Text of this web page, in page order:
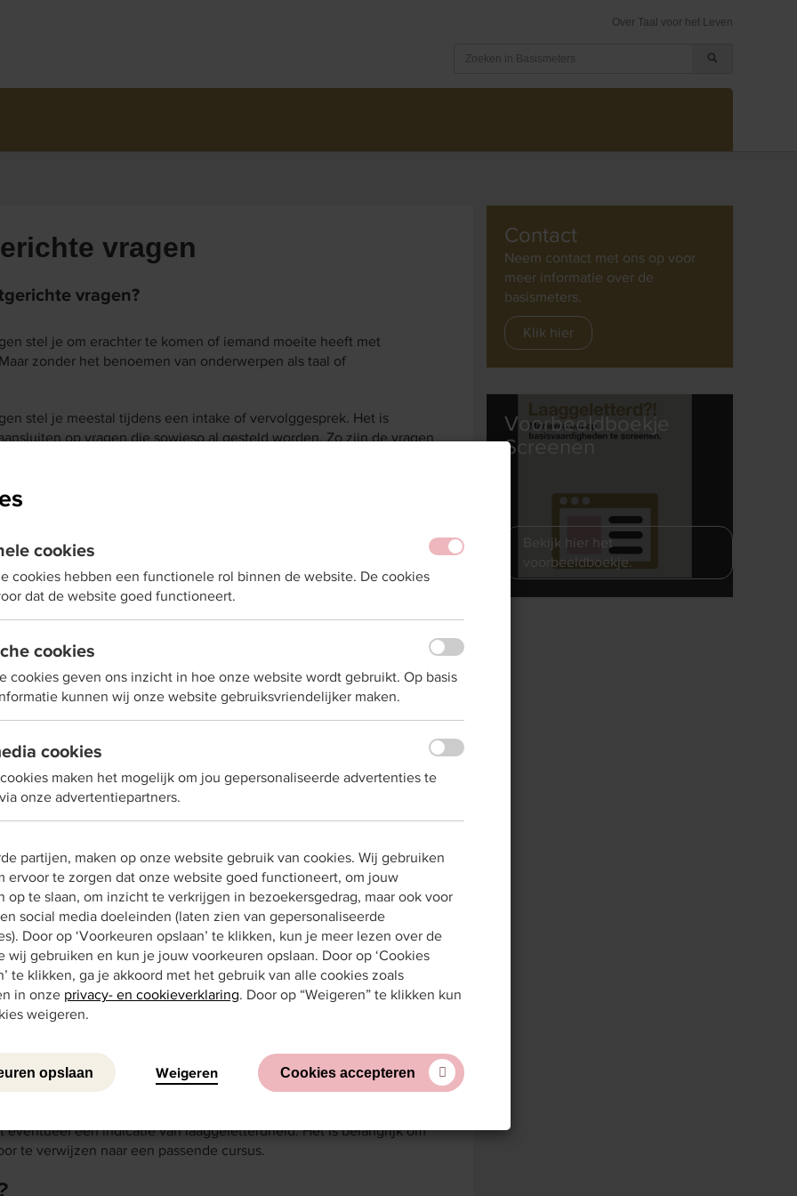
Over Taal voor het Leven
vragen
vragen?
stel je om erachter te komen of iemand moeite heeft met
zonder het benoemen van onderwerpen als taal of
stel je meestal tijdens een intake of vervolggesprek. Het is
op vragen die sowieso al gesteld worden. Zo zijn de vragen
Je kunt de vragen ook in een standaard (intake)formulier
contextgerichte vragen inzetten?
zorg, schuldhulpverlening, UWV, wijkteams, kraamzorg,
onderwijs, WMO loket, etc.
dat ze te maken hebben met laaggeletterden. Bijvoorbeeld
van:
onderwerpen uit folders, brieven of op de website.
van medicijnen.
andere screeningsinstrumenten niet passen in de werkwijze.
van contextgerichte vragen
zijn altijd op maat. Zodat ze aansluiten bij de dienstverlening van
adviseurs kunnen helpen bij het opstellen van de vragen. We
over de volgende thema’s beschikbaar:
(ouderbetrokkenheid)
vraag kan zijn:
voor?
eventueel een indicatie van laaggeletterdheid. Het is belangrijk om
te verwijzen naar een passende cursus.
Contact
Neem contact met ons op voor
meer informatie over de
basismeters.
Klik hier
Voorbeeldboekje
Screenen
Bekijk hier het
voorbeeldboekje.
cookies
cookies hebben een functionele rol binnen de website. De cookies
dat de website goed functioneert.
cookies
cookies geven ons inzicht in hoe onze website wordt gebruikt. Op basis
kunnen wij onze website gebruiksvriendelijker maken.
cookies
maken het mogelijk om jou gepersonaliseerde advertenties te
onze advertentiepartners.
partijen, maken op onze website gebruik van cookies. Wij gebruiken
ervoor te zorgen dat onze website goed functioneert, om jouw
op te slaan, om inzicht te verkrijgen in bezoekersgedrag, maar ook voor
social media doeleinden (laten zien van gepersonaliseerde
Door op ‘Voorkeuren opslaan’ te klikken, kun je meer lezen over de
wij gebruiken en kun je jouw voorkeuren opslaan. Door op ‘Cookies
te klikken, ga je akkoord met het gebruik van alle cookies zoals
in onze privacy- en cookieverklaring. Door op “Weigeren” te klikken kun
weigeren.
Voorkeuren opslaan Weigeren Cookies accepteren